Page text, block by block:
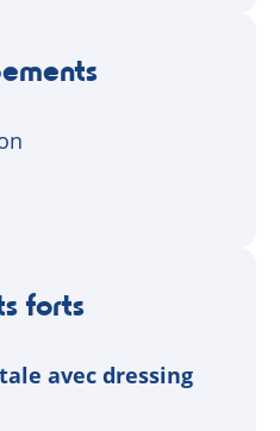
forts
avec dressing